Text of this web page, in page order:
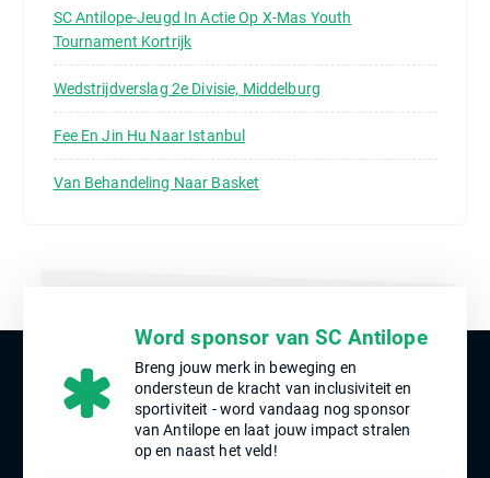
SC Antilope-Jeugd In Actie Op X-Mas Youth
Tournament Kortrijk
Wedstrijdverslag 2e Divisie, Middelburg
Fee En Jin Hu Naar Istanbul
Van Behandeling Naar Basket
Word sponsor van SC Antilope
Breng jouw merk in beweging en
ondersteun de kracht van inclusiviteit en
sportiviteit - word vandaag nog sponsor
van Antilope en laat jouw impact stralen
op en naast het veld!